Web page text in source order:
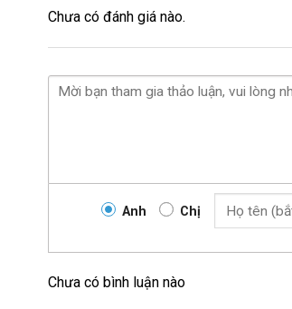
Chưa có đánh giá nào.
Anh Chị
Chưa có bình luận nào